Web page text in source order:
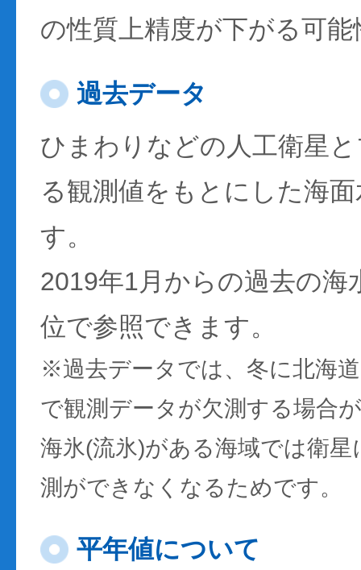
の性質上精度が下がる可
過去データ
ひまわりなどの人工衛星
る観測値をもとにした海
す。
2019年1月からの過去の海
位で参照できます。
※過去データでは、冬に北海
で観測データが欠測する場合
海氷(流氷)がある海域では衛
測ができなくなるためです。
平年値について